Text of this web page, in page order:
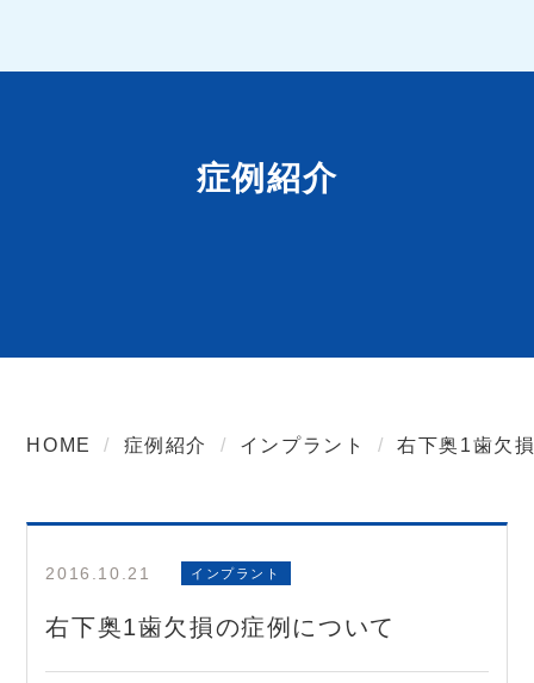
症例紹介
HOME 症例紹介 インプラント 右下奥1歯欠
2016.10.21 インプラント
右下奥1歯欠損の症例について